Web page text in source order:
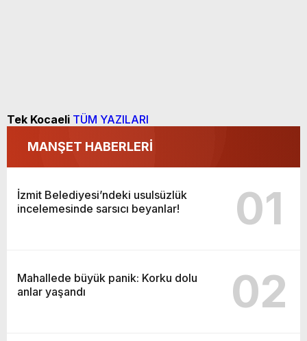
Tek Kocaeli TÜM YAZILARI
MANŞET HABERLERİ
İzmit Belediyesi’ndeki usulsüzlük
incelemesinde sarsıcı beyanlar!
01
Mahallede büyük panik: Korku dolu
anlar yaşandı
02